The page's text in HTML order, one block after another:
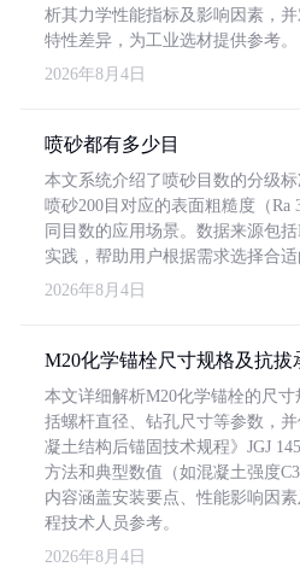
析其力学性能指标及影响因素，
特性差异，为工业选材提供参考。
2026年8月4日
喷砂都有多少目
本文系统介绍了喷砂目数的分级
喷砂200目对应的表面粗糙度（Ra
同目数的应用场景。数据来源包
实践，帮助用户根据需求选择合适
2026年8月4日
M20化学锚栓尺寸规格及抗拔
本文详细解析M20化学锚栓的尺
括螺杆直径、钻孔尺寸等参数，
凝土结构后锚固技术规程》JGJ
方法和典型数值（如混凝土强度
内容涵盖安装要点、性能影响因
程技术人员参考。
2026年8月4日